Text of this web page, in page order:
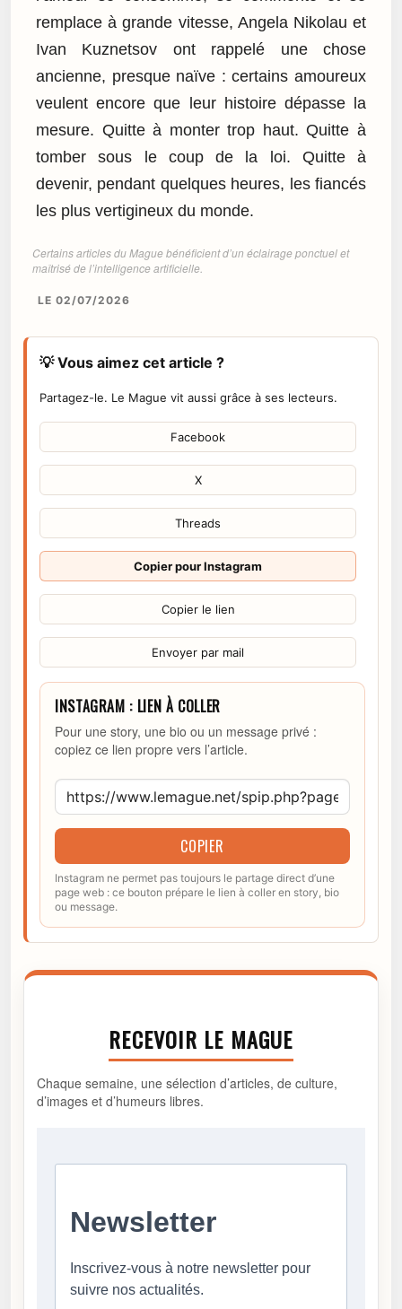
remplace à grande vitesse, Angela Nikolau et
Ivan Kuznetsov ont rappelé une chose
ancienne, presque naïve : certains amoureux
veulent encore que leur histoire dépasse la
mesure. Quitte à monter trop haut. Quitte à
tomber sous le coup de la loi. Quitte à
devenir, pendant quelques heures, les fiancés
les plus vertigineux du monde.
Certains articles du Mague bénéficient d’un éclairage ponctuel et
maîtrisé de l’intelligence artificielle.
LE 02/07/2026
💡 Vous aimez cet article ?
Partagez-le. Le Mague vit aussi grâce à ses lecteurs.
Facebook
X
Threads
Copier pour Instagram
Copier le lien
Envoyer par mail
INSTAGRAM : LIEN À COLLER
Pour une story, une bio ou un message privé :
copiez ce lien propre vers l’article.
COPIER
Instagram ne permet pas toujours le partage direct d’une
page web : ce bouton prépare le lien à coller en story, bio
ou message.
RECEVOIR LE MAGUE
Chaque semaine, une sélection d’articles, de culture,
d’images et d’humeurs libres.